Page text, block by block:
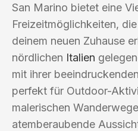
San Marino bietet eine
Freizeitmöglichkeiten,
deinem neuen Zuhause
nördlichen Italien
mit ihrer
perfekt für Outdoor-
malerischen
atemberaubende